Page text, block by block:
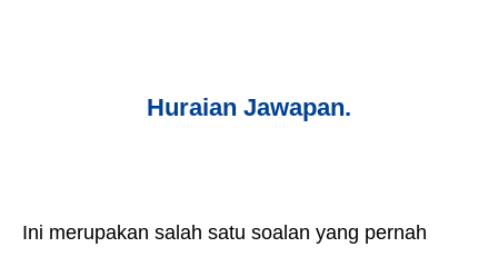
Huraian Jawapan.
Ini merupakan salah satu soalan yang pernah